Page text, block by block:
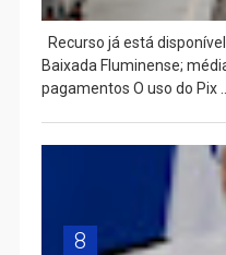
Recurso já está
Baixada Fluminense;
pagamentos O uso do Pix ...
8